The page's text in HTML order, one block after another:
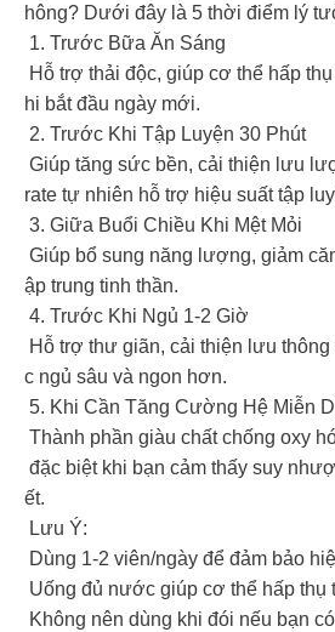
hông? Dưới đây là 5 thời điểm lý
1. Trước Bữa Ăn Sáng
Hỗ trợ thải độc, giúp cơ thể hấp
hi bắt đầu ngày mới.
2. Trước Khi Tập Luyện 30 Phút
Giúp tăng sức bền, cải thiện lưu
rate tự nhiên hỗ trợ hiệu suất tập
3. Giữa Buổi Chiều Khi Mệt Mỏi
Giúp bổ sung năng lượng, giảm
ập trung tinh thần.
4. Trước Khi Ngủ 1-2 Giờ
Hỗ trợ thư giãn, cải thiện lưu
c ngủ sâu và ngon hơn.
5. Khi Cần Tăng Cường Hệ Miễn
Thành phần giàu chất chống oxy
đặc biệt khi bạn cảm thấy suy
ết.
Lưu Ý:
Dùng 1-2 viên/ngày để đảm bảo
Uống đủ nước giúp cơ thể hấp thụ
Không nên dùng khi đói nếu bạn